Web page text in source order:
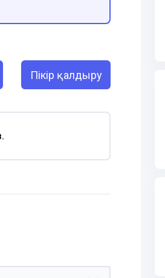
Пікір қалдыру